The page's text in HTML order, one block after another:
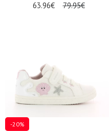
63.96€ 79.95€
-20%